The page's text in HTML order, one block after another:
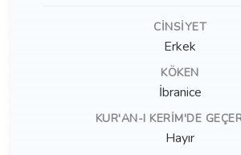
CINSIYET
Erkek
KÖKEN
İbranice
KUR'AN-I KERIM'DE
Hayır